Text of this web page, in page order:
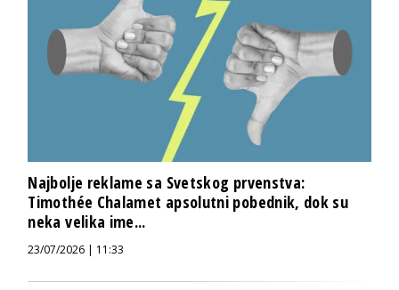
Najbolje reklame sa Svetskog prvenstva:
Timothée Chalamet apsolutni pobednik, dok su
neka velika ime...
23/07/2026 | 11:33